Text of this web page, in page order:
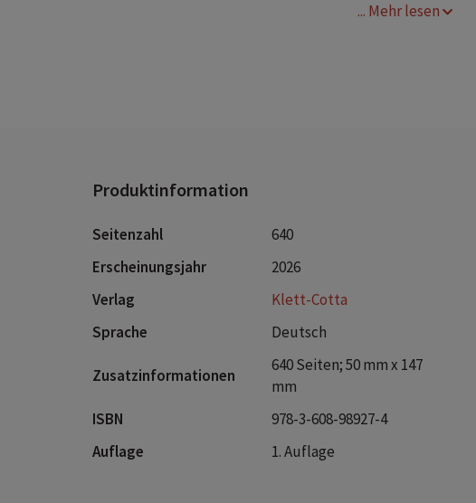
... Mehr lesen
Produktinformation
Seitenzahl
640
Erscheinungsjahr
2026
Verlag
Klett-Cotta
Sprache
Deutsch
Zusatzinformationen
640 Seiten; 50 mm x 147
mm
ISBN
978-3-608-98927-4
Auflage
1. Auflage